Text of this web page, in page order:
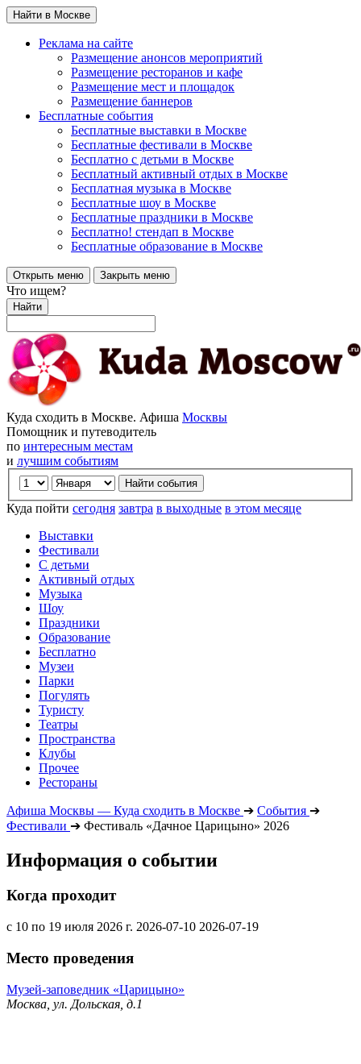
Найти в Москве
Реклама на сайте
Размещение анонсов мероприятий
Размещение ресторанов и кафе
Размещение мест и площадок
Размещение баннеров
Бесплатные события
Бесплатные выставки в Москве
Бесплатные фестивали в Москве
Бесплатно с детьми в Москве
Бесплатный активный отдых в Москве
Бесплатная музыка в Москве
Бесплатные шоу в Москве
Бесплатные праздники в Москве
Бесплатно! стендап в Москве
Бесплатные образование в Москве
Открыть меню Закрыть меню
Что ищем?
Найти
Куда сходить в Москве. Афиша Москвы
Помощник и путеводитель
по интересным местам
и лучшим событиям
Куда пойти сегодня завтра в выходные в этом месяце
Выставки
Фестивали
С детьми
Активный отдых
Музыка
Шоу
Праздники
Образование
Бесплатно
Музеи
Парки
Погулять
Туристу
Театры
Пространства
Клубы
Прочее
Рестораны
Афиша Москвы — Куда сходить в Москве ➔ События ➔
Фестивали ➔ Фестиваль «Дачное Царицыно» 2026
Информация о событии
Когда проходит
с 10 по 19 июля 2026 г. 2026-07-10 2026-07-19
Место проведения
Музей-заповедник «Царицыно»
Москва, ул. Дольская, д.1